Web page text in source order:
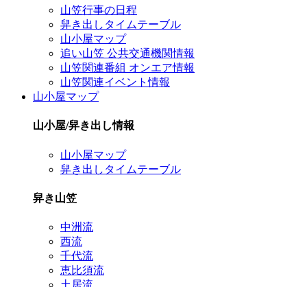
山笠行事の日程
舁き出しタイムテーブル
山小屋マップ
追い山笠 公共交通機関情報
山笠関連番組 オンエア情報
山笠関連イベント情報
山小屋マップ
山小屋/舁き出し情報
山小屋マップ
舁き出しタイムテーブル
舁き山笠
中洲流
西流
千代流
恵比須流